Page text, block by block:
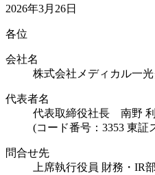
2026年3月26日
各位
会社名
株式会社メディカル一
代表者名
代表取締役社長 南野
(コード番号：3353 東証
問合せ先
上席執行役員 財務・IR